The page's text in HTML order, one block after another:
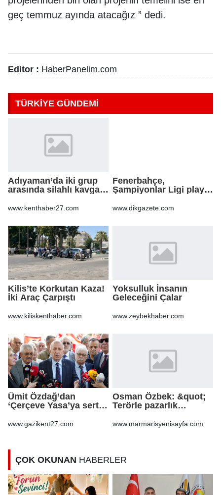
geç temmuz ayında atacağız ” dedi.
Editor : HaberPanelim.com
TÜRKİYE GÜNDEMİ
Adıyaman’da iki grup
arasında silahlı kavga:
www.kenthaber27.com
Fenerbahçe,
Şampiyonlar Ligi play-
çıkıyor
www.dikgazete.com
Kilis’te Korkutan Kaza!
İki Araç Çarpıştı
www.kiliskenthaber.com
Yoksulluk İnsanın
Geleceğini Çalar
www.zeybekhaber.com
Ümit Özdağ’dan
‘Çerçeve Yasa’ya sert
tasarımıdır!
www.gazikent27.com
Osman Özbek: &quot;
Terörle pazarlık
www.marmarisyenisayfa.com
ÇOK OKUNAN HABERLER